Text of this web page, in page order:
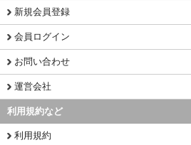
新規会員登録
会員ログイン
お問い合わせ
運営会社
利用規約など
利用規約